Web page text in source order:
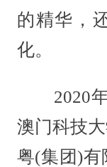
的精华，
化。
2020年
澳门科技
粤(集团)有